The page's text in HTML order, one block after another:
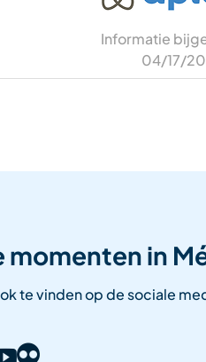
Informatie
04/17/
momenten in
te vinden op de sociale